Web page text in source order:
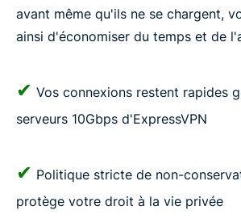
avant même qu'ils ne se chargent,
ainsi d'économiser du temps et de
✔ Vos connexions restent rapides
serveurs 10Gbps d'ExpressVPN
✔ Politique stricte de non-
protège votre droit à la vie privée